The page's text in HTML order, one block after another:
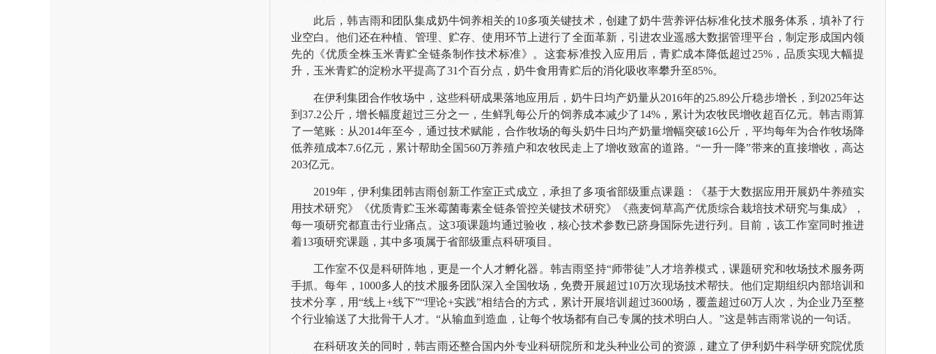
此后，韩吉雨和团队集成奶牛饲养相关的10多项关键技术，创建了奶牛营养评估标准化技术服务体系，填补了行
业空白。他们还在种植、管理、贮存、使用环节上进行了全面革新，引进农业遥感大数据管理平台，制定形成国内领
先的《优质全株玉米青贮全链条制作技术标准》。这套标准投入应用后，青贮成本降低超过25%，品质实现大幅提
升，玉米青贮的淀粉水平提高了31个百分点，奶牛食用青贮后的消化吸收率攀升至85%。
在伊利集团合作牧场中，这些科研成果落地应用后，奶牛日均产奶量从2016年的25.89公斤稳步增长，到2025年达
到37.2公斤，增长幅度超过三分之一，生鲜乳每公斤的饲养成本减少了14%，累计为农牧民增收超百亿元。韩吉雨算
了一笔账：从2014年至今，通过技术赋能，合作牧场的每头奶牛日均产奶量增幅突破16公斤，平均每年为合作牧场降
低养殖成本7.6亿元，累计帮助全国560万养殖户和农牧民走上了增收致富的道路。“一升一降”带来的直接增收，高达
203亿元。
2019年，伊利集团韩吉雨创新工作室正式成立，承担了多项省部级重点课题：《基于大数据应用开展奶牛养殖实
用技术研究》《优质青贮玉米霉菌毒素全链条管控关键技术研究》《燕麦饲草高产优质综合栽培技术研究与集成》，
每一项研究都直击行业痛点。这3项课题均通过验收，核心技术参数已跻身国际先进行列。目前，该工作室同时推进
着13项研究课题，其中多项属于省部级重点科研项目。
工作室不仅是科研阵地，更是一个人才孵化器。韩吉雨坚持“师带徒”人才培养模式，课题研究和牧场技术服务两
手抓。每年，1000多人的技术服务团队深入全国牧场，免费开展超过10万次现场技术帮扶。他们定期组织内部培训和
技术分享，用“线上+线下”“理论+实践”相结合的方式，累计开展培训超过3600场，覆盖超过60万人次，为企业乃至整
个行业输送了大批骨干人才。“从输血到造血，让每个牧场都有自己专属的技术明白人。”这是韩吉雨常说的一句话。
在科研攻关的同时，韩吉雨还整合国内外专业科研院所和龙头种业公司的资源，建立了伊利奶牛科学研究院优质